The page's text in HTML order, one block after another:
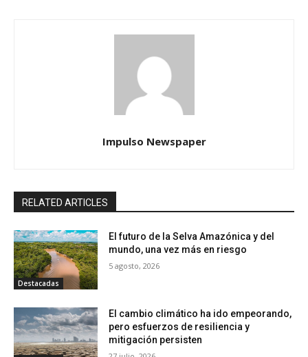
Impulso Newspaper
RELATED ARTICLES
Destacadas
El futuro de la Selva Amazónica y del
mundo, una vez más en riesgo
5 agosto, 2026
El cambio climático ha ido empeorando,
pero esfuerzos de resiliencia y
mitigación persisten